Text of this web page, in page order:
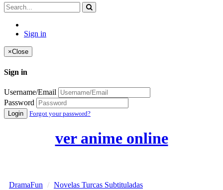
Sign in
×Close
Sign in
Username/Email
Password
Login Forgot your password?
ver anime online
DramaFun Novelas Turcas Subtituladas